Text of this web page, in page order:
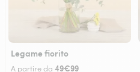
Legame fiorito
A partire da 49€99